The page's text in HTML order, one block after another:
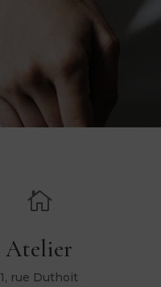

Atelier
1, rue Duthoit